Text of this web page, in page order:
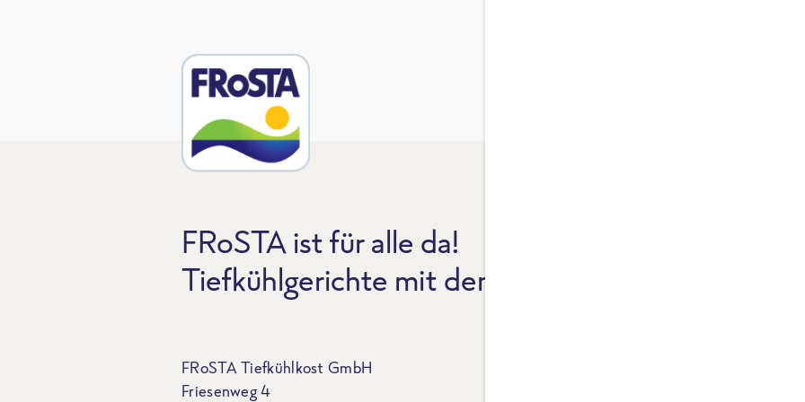
FRoSTA ist für alle da!
Tiefkühlgerichte mit dem Reinheitsgebot.
FRoSTA Tiefkühlkost GmbH
Friesenweg 4